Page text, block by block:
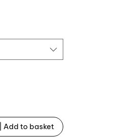
Rétroviseur
identique à
droit /
5 Alpine and
Add to basket